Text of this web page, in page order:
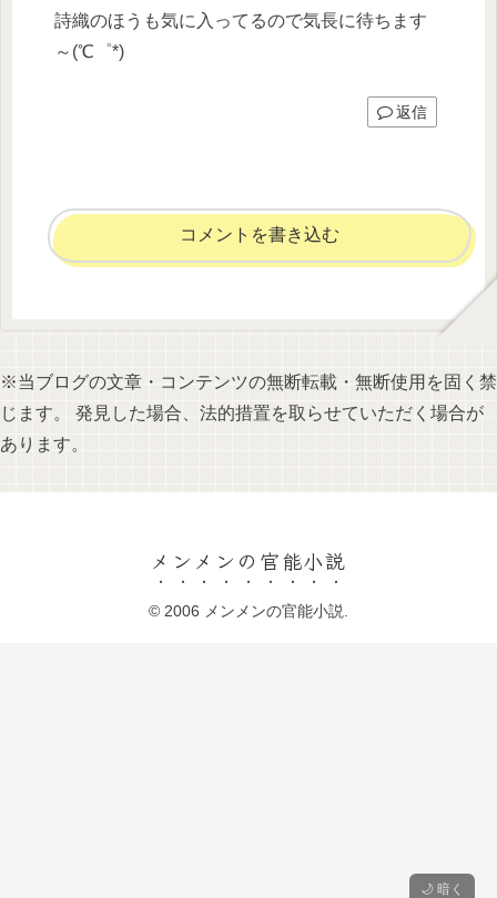
詩織のほうも気に入ってるので気長に待ちます
～(℃゜*)
返信
コメントを書き込む
※当ブログの文章・コンテンツの無断転載・無断使用を固く禁
じます。 発見した場合、法的措置を取らせていただく場合が
あります。
メンメンの官能小説
© 2006 メンメンの官能小説.
🌙 暗く